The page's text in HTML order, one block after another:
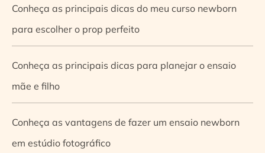
Conheça as principais dicas do meu curso newborn
para escolher o prop perfeito
Conheça as principais dicas para planejar o ensaio
mãe e filho
Conheça as vantagens de fazer um ensaio newborn
em estúdio fotográfico